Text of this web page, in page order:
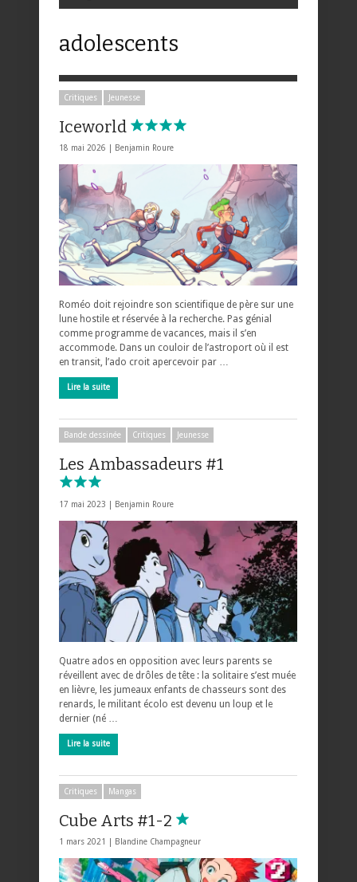
adolescents
Critiques Jeunesse
Iceworld
18 mai 2026 | Benjamin Roure
Roméo doit rejoindre son scientifique de père sur une
lune hostile et réservée à la recherche. Pas génial
comme programme de vacances, mais il s’en
accommode. Dans un couloir de l’astroport où il est
en transit, l’ado croit apercevoir par …
Lire la suite
Bande dessinée Critiques Jeunesse
Les Ambassadeurs #1
17 mai 2023 | Benjamin Roure
Quatre ados en opposition avec leurs parents se
réveillent avec de drôles de tête : la solitaire s’est muée
en lièvre, les jumeaux enfants de chasseurs sont des
renards, le militant écolo est devenu un loup et le
dernier (né …
Lire la suite
Critiques Mangas
Cube Arts #1-2
1 mars 2021 | Blandine Champagneur